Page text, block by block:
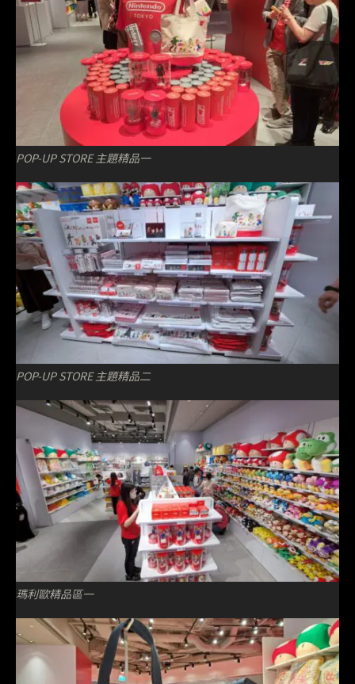
POP-UP STORE 主題精品一
POP-UP STORE 主題精品二
瑪利歐精品區一